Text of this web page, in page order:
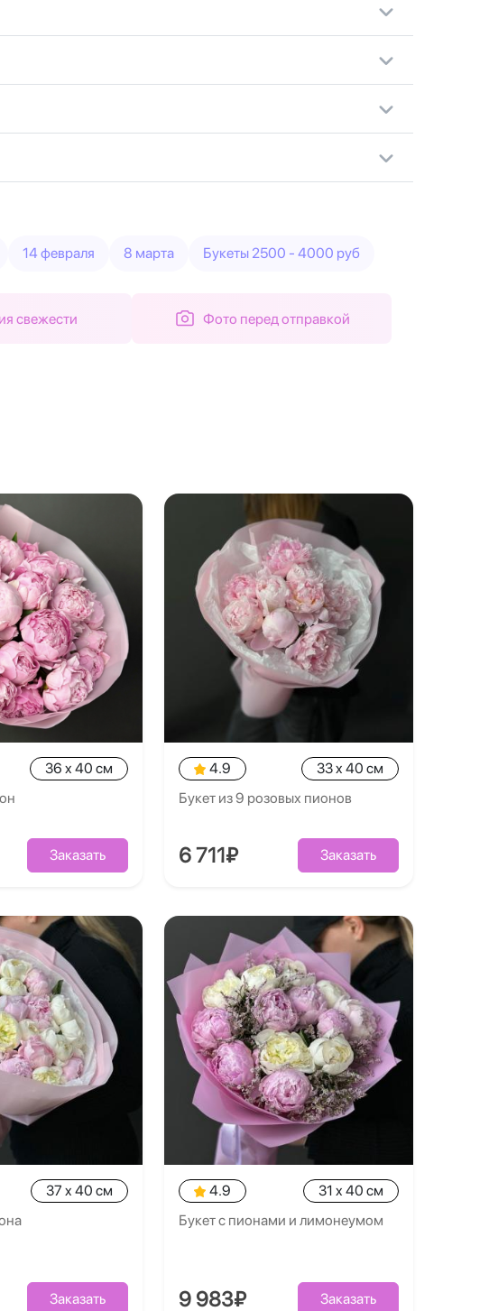
14 февраля 8 марта Букеты 2500 - 4000 руб
свежести Фото перед отправкой
36 x 40 см
Заказать
4.9
33 x 40 см
Букет из 9 розовых пионов
6 711₽ Заказать
37 x 40 см
Заказать
4.9
31 x 40 см
Букет с пионами и лимонеумом
9 983₽ Заказать